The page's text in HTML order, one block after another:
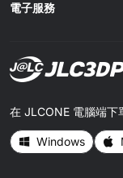
電子服務
在 JLCONE 電腦端
Windows